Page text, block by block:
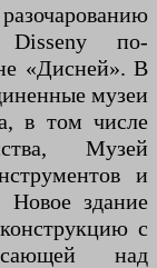
по-
«Дисней». В
музеи
в том числе
Музей
и
Новое здание
с
над